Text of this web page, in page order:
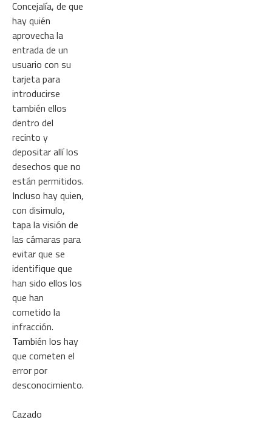
Concejalía, de que
hay quién
aprovecha la
entrada de un
usuario con su
tarjeta para
introducirse
también ellos
dentro del
recinto y
depositar allí los
desechos que no
están permitidos.
Incluso hay quien,
con disimulo,
tapa la visión de
las cámaras para
evitar que se
identifique que
han sido ellos los
que han
cometido la
infracción.
También los hay
que cometen el
error por
desconocimiento.
Cazado